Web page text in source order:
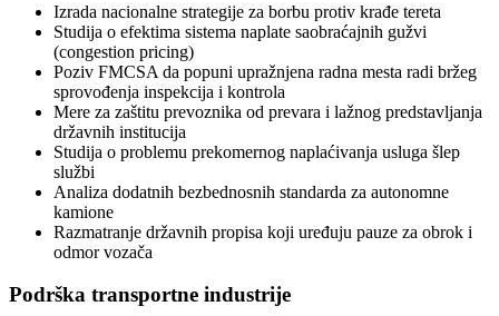
Izrada nacionalne strategije za borbu protiv krađe tereta
Studija o efektima sistema naplate saobraćajnih gužvi
(congestion pricing)
Poziv FMCSA da popuni upražnjena radna mesta radi bržeg
sprovođenja inspekcija i kontrola
Mere za zaštitu prevoznika od prevara i lažnog predstavljanja
državnih institucija
Studija o problemu prekomernog naplaćivanja usluga šlep
službi
Analiza dodatnih bezbednosnih standarda za autonomne
kamione
Razmatranje državnih propisa koji uređuju pauze za obrok i
odmor vozača
Podrška transportne industrije